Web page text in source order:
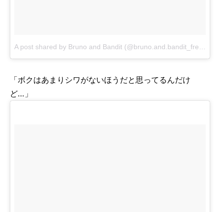
「ボクはあまりシワがないほうだと思ってるんだけ
ど…」